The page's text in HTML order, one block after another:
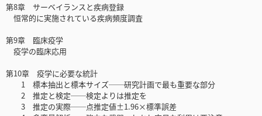
第8章 サーベイランスと疾病登録
恒常的に実施されている疾病頻度調査
第9章 臨床疫学
疫学の臨床応用
第10章 疫学に必要な統計
1 標本抽出と標本サイズ──研究計画で最も重要な部分
2 推定と検定──検定よりは推定を
3 推定の実際──点推定値±1.96×標準誤差